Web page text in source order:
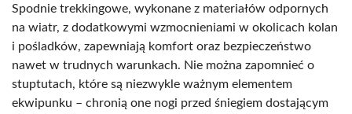
Spodnie trekkingowe, wykonane z materiałów odpornych
na wiatr, z dodatkowymi wzmocnieniami w okolicach kolan
i pośladków, zapewniają komfort oraz bezpieczeństwo
nawet w trudnych warunkach. Nie można zapomnieć o
stuptutach, które są niezwykle ważnym elementem
ekwipunku – chronią one nogi przed śniegiem dostającym